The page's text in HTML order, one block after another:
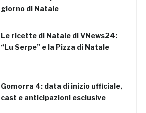
giorno di Natale
Le ricette di Natale di VNews24:
“Lu Serpe” e la Pizza di Natale
Gomorra 4: data di inizio ufficiale,
cast e anticipazioni esclusive